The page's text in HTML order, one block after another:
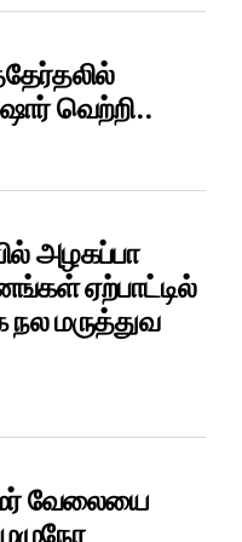
வெற்றி..
அழகப்பா
ஏற்பாட்டில்
மருத்துவ
வேலையை